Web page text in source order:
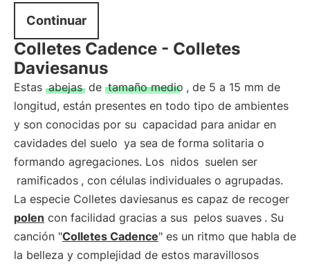
Continuar
Colletes Cadence - Colletes
Daviesanus
Estas abejas de tamaño medio , de 5 a 15 mm de
longitud, están presentes en todo tipo de ambientes
y son conocidas por su capacidad para anidar en
cavidades del suelo ya sea de forma solitaria o
formando agregaciones. Los nidos suelen ser
ramificados , con células individuales o agrupadas.
La especie Colletes daviesanus es capaz de recoger
polen con facilidad gracias a sus pelos suaves . Su
canción "Colletes Cadence" es un ritmo que habla de
la belleza y complejidad de estos maravillosos